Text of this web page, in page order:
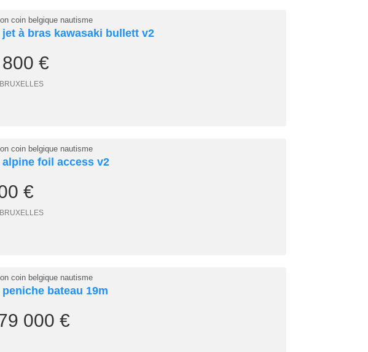
jet à bras kawasaki bullett v2
coin belgique nautisme
€
BRUXELLES
alpine foil access v2
coin belgique nautisme
€
BRUXELLES
peniche bateau 19m
coin belgique nautisme
000 €